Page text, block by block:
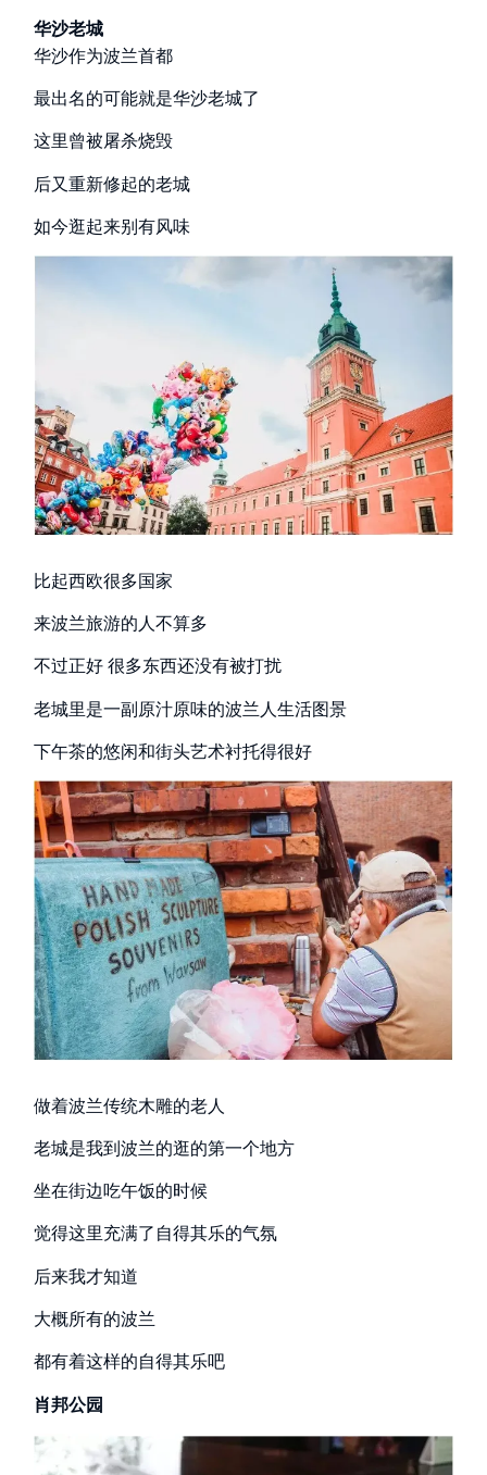
华沙老城
华沙作为波兰首都
最出名的可能就是华沙老城了
这里曾被屠杀烧毁
后又重新修起的老城
如今逛起来别有风味
比起西欧很多国家
来波兰旅游的人不算多
不过正好 很多东西还没有被打扰
老城里是一副原汁原味的波兰人生活图景
下午茶的悠闲和街头艺术衬托得很好
做着波兰传统木雕的老人
老城是我到波兰的逛的第一个地方
坐在街边吃午饭的时候
觉得这里充满了自得其乐的气氛
后来我才知道
大概所有的波兰
都有着这样的自得其乐吧
肖邦公园